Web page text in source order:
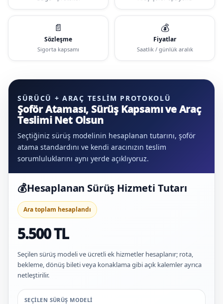
📄
Sözleşme
Sigorta kapsamı
💰
Fiyatlar
Saatlik / günlük aralık
SÜRÜCÜ + ARAÇ TESLIM PROTOKOLÜ
Şoför Ataması, Sürüş Kapsamı ve Araç
Teslimi Net Olsun
Seçtiğiniz sürüş modelinin hesaplanan tutarını, şoför
atama standardını ve kendi aracınızın teslim
sorumluluklarını aynı yerde açıklıyoruz.
💰Hesaplanan Sürüş Hizmeti Tutarı
Ara toplam hesaplandı
5.500 TL
Seçilen sürüş modeli ve ücretli ek hizmetler hesaplanır; rota,
bekleme, dönüş bileti veya konaklama gibi açık kalemler ayrıca
netleştirilir.
SEÇILEN SÜRÜŞ MODELI